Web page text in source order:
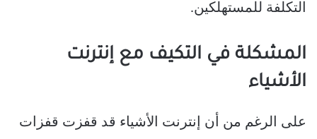
التكلفة للمستهلكين.
المشكلة في التكيف مع إنترنت
الأشياء
على الرغم من أن إنترنت الأشياء قد قفزت قفزات